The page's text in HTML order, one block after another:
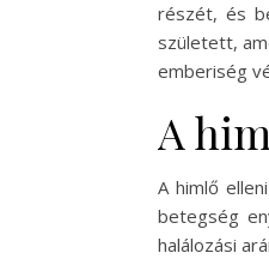
részét, és
született,
emberiség
A
A himlő
betegség
halálozási